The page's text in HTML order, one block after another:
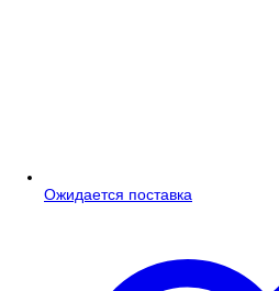
Ожидается поставка